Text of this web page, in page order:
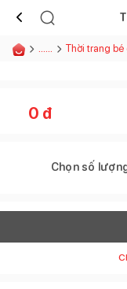
...... Thời trang bé
0 đ
Chọn số